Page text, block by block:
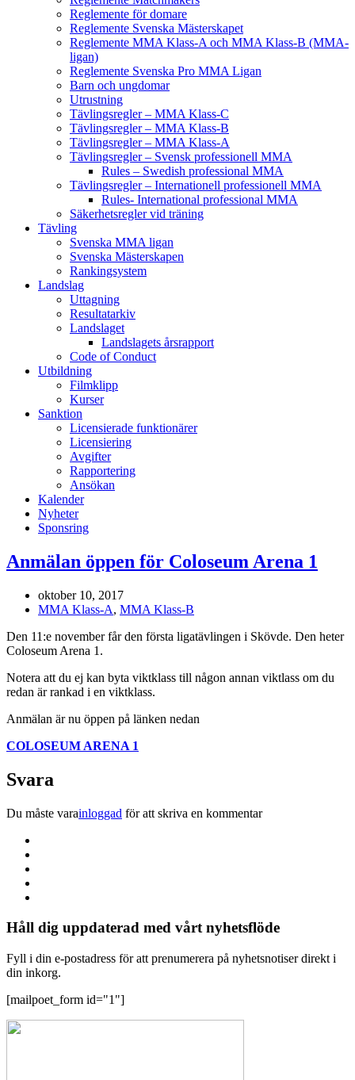
Reglemente för domare
Reglemente Svenska Mästerskapet
Reglemente MMA Klass-A och MMA Klass-B (MMA-
ligan)
Reglemente Svenska Pro MMA Ligan
Barn och ungdomar
Utrustning
Tävlingsregler – MMA Klass-C
Tävlingsregler – MMA Klass-B
Tävlingsregler – MMA Klass-A
Tävlingsregler – Svensk professionell MMA
Rules – Swedish professional MMA
Tävlingsregler – Internationell professionell MMA
Rules- International professional MMA
Säkerhetsregler vid träning
Tävling
Svenska MMA ligan
Svenska Mästerskapen
Rankingsystem
Landslag
Uttagning
Resultatarkiv
Landslaget
Landslagets årsrapport
Code of Conduct
Utbildning
Filmklipp
Kurser
Sanktion
Licensierade funktionärer
Licensiering
Avgifter
Rapportering
Ansökan
Kalender
Nyheter
Sponsring
Anmälan öppen för Coloseum Arena 1
oktober 10, 2017
MMA Klass-A, MMA Klass-B
Den 11:e november får den första ligatävlingen i Skövde. Den heter
Coloseum Arena 1.
Notera att du ej kan byta viktklass till någon annan viktlass om du
redan är rankad i en viktklass.
Anmälan är nu öppen på länken nedan
COLOSEUM ARENA 1
Svara
Du måste varainloggad för att skriva en kommentar
Håll dig uppdaterad med vårt nyhetsflöde
Fyll i din e-postadress för att prenumerera på nyhetsnotiser direkt i
din inkorg.
[mailpoet_form id="1"]